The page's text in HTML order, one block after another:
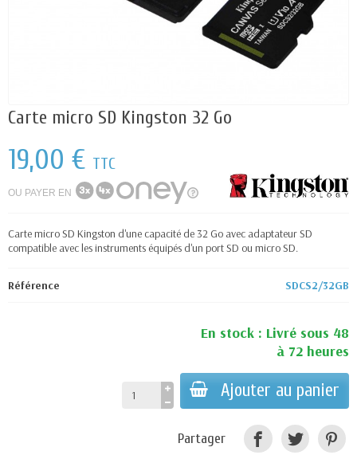
Carte micro SD Kingston 32 Go
19,00 € TTC
OU PAYER EN
Carte micro SD Kingston d'une capacité de 32 Go avec adaptateur SD
compatible avec les instruments équipés d'un port SD ou micro SD.
Référence SDCS2/32GB
En stock : Livré sous 48
à 72 heures
Ajouter au panier
Partager